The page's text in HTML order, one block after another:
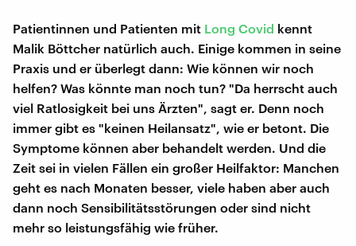
Patientinnen und Patienten mit Long Covid kennt
Malik Böttcher natürlich auch. Einige kommen in seine
Praxis und er überlegt dann: Wie können wir noch
helfen? Was könnte man noch tun? "Da herrscht auch
viel Ratlosigkeit bei uns Ärzten", sagt er. Denn noch
immer gibt es "keinen Heilansatz", wie er betont. Die
Symptome können aber behandelt werden. Und die
Zeit sei in vielen Fällen ein großer Heilfaktor: Manchen
geht es nach Monaten besser, viele haben aber auch
dann noch Sensibilitätsstörungen oder sind nicht
mehr so leistungsfähig wie früher.